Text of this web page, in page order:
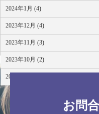
2024年1月 (4)
2023年12月 (4)
2023年11月 (3)
2023年10月 (2)
2023年8月 (4)
お問